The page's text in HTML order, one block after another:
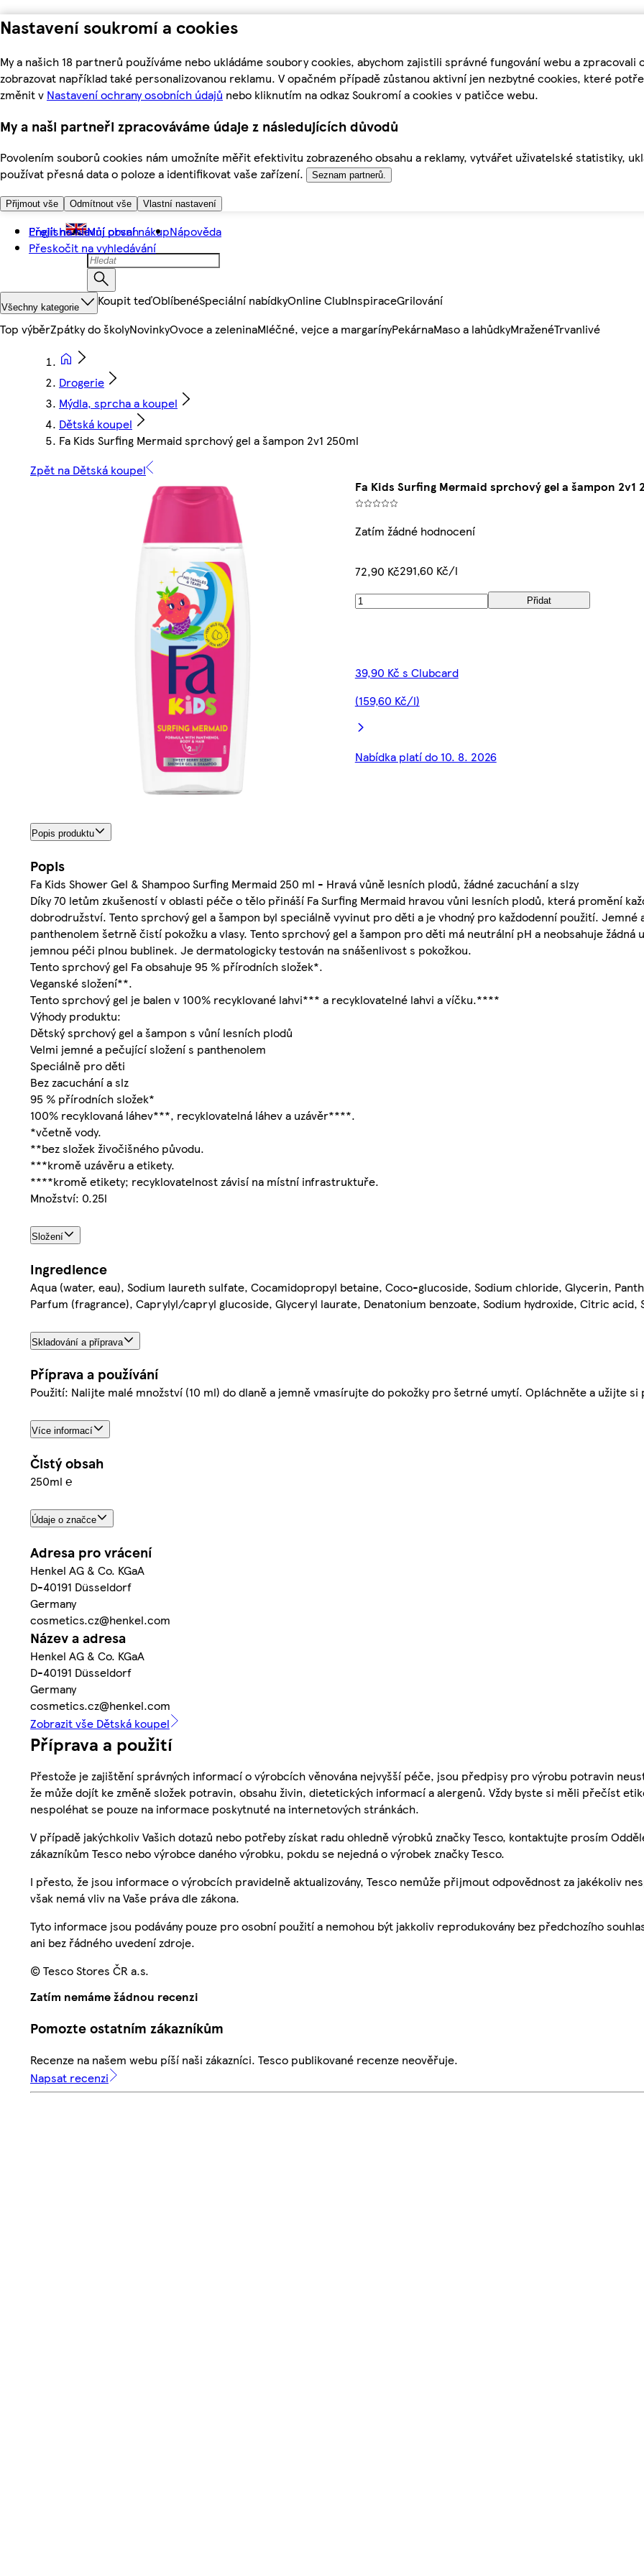
Nastavení soukromí a cookies
My a našich 18 partnerů používáme nebo ukládáme soubory cookies, abychom zajistili správné fungování webu a
zobrazovat například také personalizovanou reklamu. V opačném případě zůstanou aktivní jen nezbytné cookies, které
změnit v Nastavení ochrany osobních údajů nebo kliknutím na odkaz Soukromí a cookies v patičce webu.
My a naši partneři zpracováváme údaje z následujících důvodů
Povolením souborů cookies nám umožníte měřit efektivitu zobrazeného obsahu a reklamy, vytvářet uživatelské statistiky,
používat přesná data o poloze a identifikovat vaše zařízení.
Seznam partnerů.
Přijmout vše Odmítnout vše Vlastní nastavení
Přejít na hlavní obsah
Přeskočit na vyhledávání
English Můj první nákupNápověda
Všechny kategorie Koupit teďOblíbenéSpeciální nabídkyOnline ClubInspiraceGrilování
Top výběrZpátky do školyNovinkyOvoce a zeleninaMléčné, vejce a margarínyPekárnaMaso a lahůdkyMraženéTrvanlivé
Drogerie
Mýdla, sprcha a koupel
Dětská koupel
Fa Kids Surfing Mermaid sprchový gel a šampon 2v1 250ml
Zpět na Dětská koupel
Fa Kids Surfing Mermaid sprchový gel a šampon 2v1
Zatím žádné hodnocení
72,90 Kč291,60 Kč/l
Přidat
39,90 Kč s Clubcard
(159,60 Kč/l)
Nabídka platí do 10. 8. 2026
Popis produktu
Popis
Fa Kids Shower Gel & Shampoo Surfing Mermaid 250 ml - Hravá vůně lesních plodů, žádné zacuchání a slzy
Díky 70 letům zkušeností v oblasti péče o tělo přináší Fa Surfing Mermaid hravou vůni lesních plodů, která promění
dobrodružství. Tento sprchový gel a šampon byl speciálně vyvinut pro děti a je vhodný pro každodenní použití. Jemné
panthenolem šetrně čistí pokožku a vlasy. Tento sprchový gel a šampon pro děti má neutrální pH a neobsahuje žádná
jemnou péči plnou bublinek. Je dermatologicky testován na snášenlivost s pokožkou.
Tento sprchový gel Fa obsahuje 95 % přírodních složek*.
Veganské složení**.
Tento sprchový gel je balen v 100% recyklované lahvi*** a recyklovatelné lahvi a víčku.****
Výhody produktu:
Dětský sprchový gel a šampon s vůní lesních plodů
Velmi jemné a pečující složení s panthenolem
Speciálně pro děti
Bez zacuchání a slz
95 % přírodních složek*
100% recyklovaná láhev***, recyklovatelná láhev a uzávěr****.
*včetně vody.
**bez složek živočišného původu.
***kromě uzávěru a etikety.
****kromě etikety; recyklovatelnost závisí na místní infrastruktuře.
Množství: 0.25l
Složení
Ingredience
Aqua (water, eau), Sodium laureth sulfate, Cocamidopropyl betaine, Coco-glucoside, Sodium chloride, Glycerin,
Parfum (fragrance), Caprylyl/capryl glucoside, Glyceryl laurate, Denatonium benzoate, Sodium hydroxide, Citric acid,
Skladování a příprava
Příprava a používání
Použití: Nalijte malé množství (10 ml) do dlaně a jemně vmasírujte do pokožky pro šetrné umytí. Opláchněte a užijte
Více informací
Čistý obsah
250ml ℮
Údaje o značce
Adresa pro vrácení
Henkel AG & Co. KGaA
D-40191 Düsseldorf
Germany
cosmetics.cz@henkel.com
Název a adresa
Henkel AG & Co. KGaA
D-40191 Düsseldorf
Germany
cosmetics.cz@henkel.com
Zobrazit vše Dětská koupel
Příprava a použití
Přestože je zajištění správných informací o výrobcích věnována nejvyšší péče, jsou předpisy pro výrobu potravin
že může dojít ke změně složek potravin, obsahu živin, dietetických informací a alergenů. Vždy byste si měli přečíst
nespoléhat se pouze na informace poskytnuté na internetových stránkách.
V případě jakýchkoliv Vašich dotazů nebo potřeby získat radu ohledně výrobků značky Tesco, kontaktujte prosím
zákazníkům Tesco nebo výrobce daného výrobku, pokdu se nejedná o výrobek značky Tesco.
I přesto, že jsou informace o výrobcích pravidelně aktualizovány, Tesco nemůže přijmout odpovědnost za jakékoliv
však nemá vliv na Vaše práva dle zákona.
Tyto informace jsou podávány pouze pro osobní použití a nemohou být jakkoliv reprodukovány bez předchozího
ani bez řádného uvedení zdroje.
© Tesco Stores ČR a.s.
Zatím nemáme žádnou recenzi
Pomozte ostatním zákazníkům
Recenze na našem webu píší naši zákazníci. Tesco publikované recenze neověřuje.
Napsat recenzi